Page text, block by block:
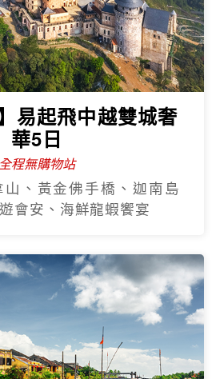
易起飛中越雙城奢
華5日
全程無購物站
、黃金佛手橋、迦南島
會安、海鮮龍蝦饗宴